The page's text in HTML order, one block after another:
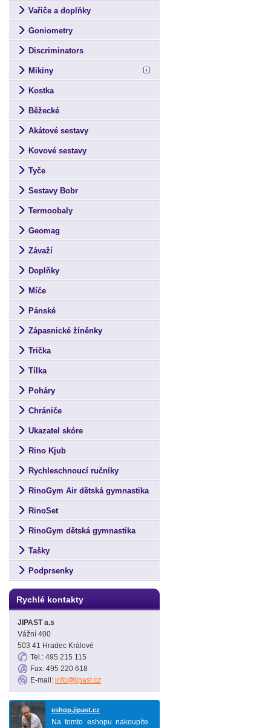
Vařiče a doplňky
Goniometry
Discriminators
Mikiny
Kostka
Běžecké
Akátové sestavy
Kovové sestavy
Tyče
Sestavy Bobr
Termoobaly
Geomag
Závaží
Doplňky
Míče
Pánské
Zápasnické žíněnky
Trička
Tílka
Poháry
Chrániče
Ukazatel skóre
Rino Kjub
Rychleschnoucí ručníky
RinoGym Air dětská gymnastika
RinoSet
RinoGym dětská gymnastika
Tašky
Podprsenky
Rychlé kontakty
JIPAST a.s
Vážní 400
503 41 Hradec Králové
Tel.: 495 215 115
Fax: 495 220 618
E-mail: info@jipast.cz
eshop.jipast.cz
Na tomto eshopu nakoupíte